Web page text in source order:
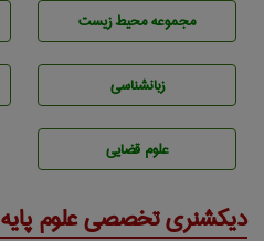
مجموعه محيط زيست
زبانشناسی
علوم قضایی
دیکشنری تخصصی علوم پایه